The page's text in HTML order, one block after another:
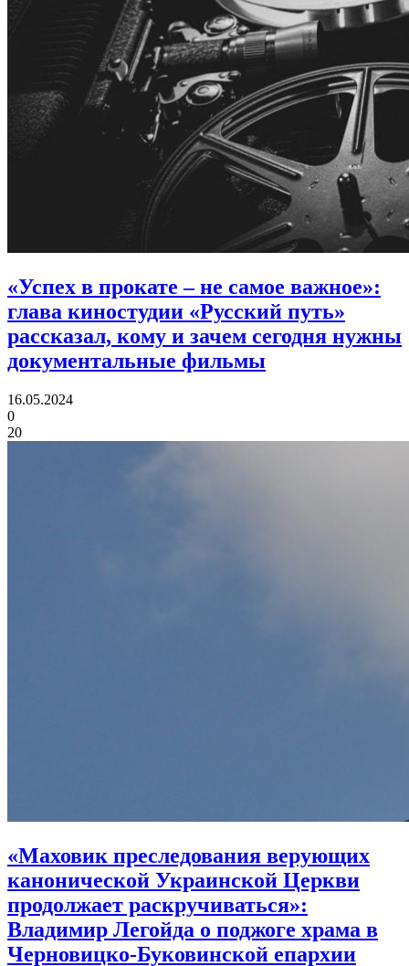
«Успех в прокате – не самое важное»:
глава киностудии «Русский путь»
рассказал, кому и зачем сегодня нужны
документальные фильмы
16.05.2024
0
20
«Маховик преследования верующих
канонической Украинской Церкви
продолжает раскручиваться»:
Владимир Легойда о поджоге храма в
Черновицко-Буковинской епархии